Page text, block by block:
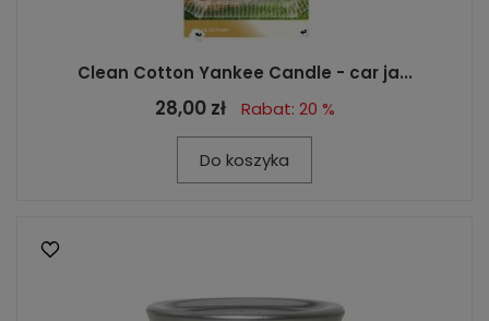
Clean Cotton Yankee Candle - car ja...
28,00 zł Rabat: 20 %
Do koszyka